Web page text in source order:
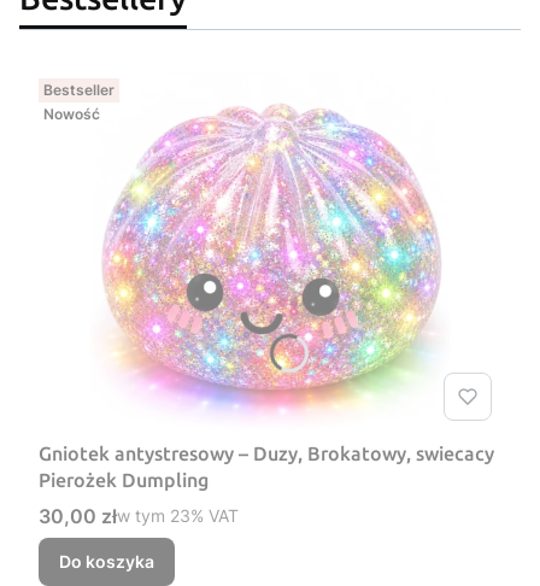
Bestseller
Nowość
Gniotek antystresowy – Duzy, Brokatowy, swiecacy
Pierożek Dumpling
Cena brutto
30,00 złw tym %s VAT
w tym 23% VAT
Do koszyka